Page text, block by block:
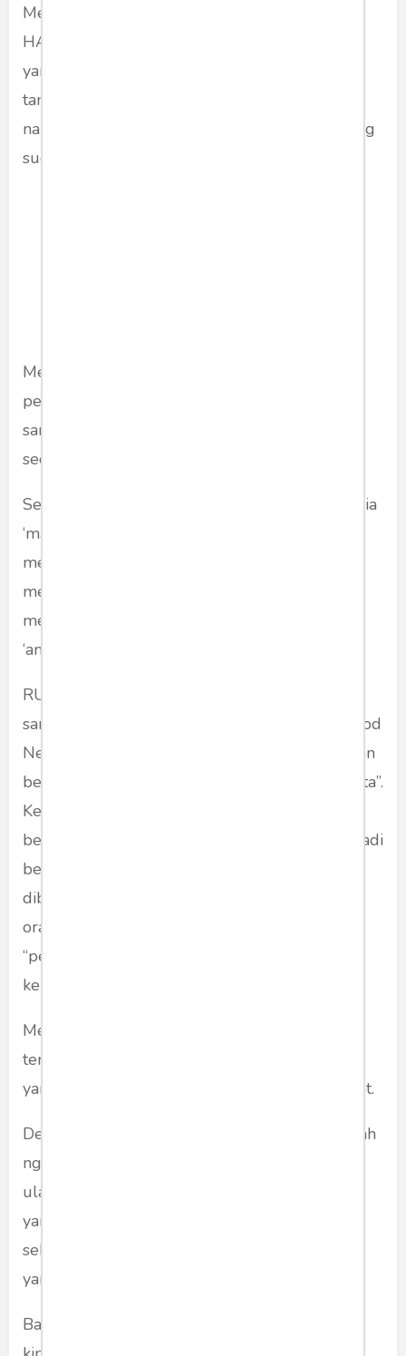
Mempertimbangkan “kenyamanan” mereka,
HAM mereka merujuk pada teori pendidikan
yang ideal, wacana, konsep yang melambung
tanpa solusi, yang hanya berhenti pada narasi
narasi kosong. Mengabaikan para orangtua yang
sudah putus asa dan menyerah -
Media cenderung memberi tempat kepada
pengamat yang kontra dari isu besar seolah
sama besar dengan mayoritas diam yang pro -
seolah sama kuat dan sama sama pentingnya.
Sensasi itu sebenarnya padam sendiri jika media
‘mainstream’ tidak memberitakan dan
menganggap isu tidak penting. Masalahnya -
media kredibel sengaja menayangkan dan
membesarkannya. Mem-blow-up-nya sebagai
‘angel’ informasi yang berbeda.
RUMUS media klasik memang sederhana dan
sampai kini terus diterapkan : “Bad News is Good
News”. Bahwa “anjing menggigit manusia bukan
berita. Manusia menggigit anjing lah yang berita”.
Kebenaran dari pemerintah dan negara bukan
berita. Oposisi yang mengamuk lah yang menjadi
berita - aspirasi kaum sakit hatilah yang harus
diberitakan. Mereka sengaja mendatangkan
orang orang yang tidak kredibel sebagai
“pengamat” - “pakar” tanpa menguji
kepakarannya.
Media ‘mainstream’ kita, sebagiannya, telah
terjebak pada praktik praktik jurnalistik jahat -
yang secara kasat mata membodohi masyarakat.
Dengan berita hasil memamah biak, mengunyah
nguyah isu basi, dan menyajikannya berulang
ulang di medianya - karena ada konsumennya,
yang rakus dan menelannya mentah mentah
sebagai kebenaran. Meski mengandung racun
yang merusak pikiran.
Barangkali itulah kiat media masa yang tersisa